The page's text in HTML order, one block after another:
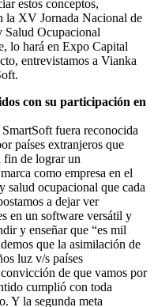
estos conceptos,
la XV Jornada Nacional de
Salud Ocupacional
lo hará en Expo Capital
entrevistamos a Vianka
con su participación en
fuera reconocida
países extranjeros que
fin de lograr un
como empresa en el
salud ocupacional que cada
a dejar ver
en un software versátil y
y enseñar que “es mil
que la asimilación de
luz v/s países
de que vamos por
cumplió con toda
Y la segunda meta